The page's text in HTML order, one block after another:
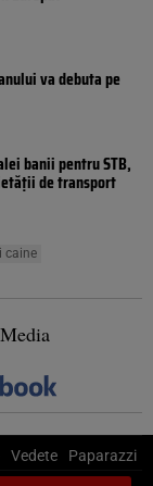
va debuta pe
banii pentru STB,
de transport
caine
Vedete Paparazzi